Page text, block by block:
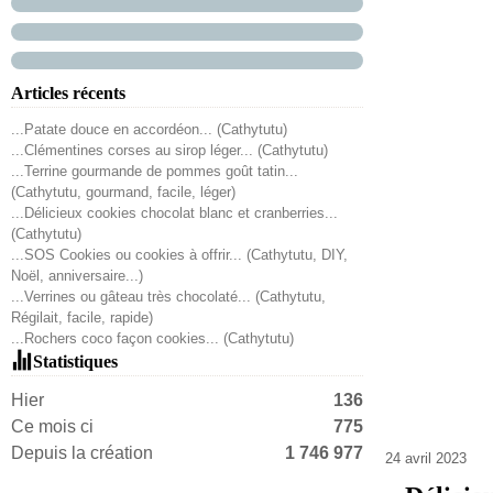
Articles récents
...Patate douce en accordéon... (Cathytutu)
...Clémentines corses au sirop léger... (Cathytutu)
...Terrine gourmande de pommes goût tatin...
(Cathytutu, gourmand, facile, léger)
...Délicieux cookies chocolat blanc et cranberries...
(Cathytutu)
...SOS Cookies ou cookies à offrir... (Cathytutu, DIY,
Noël, anniversaire...)
...Verrines ou gâteau très chocolaté... (Cathytutu,
Régilait, facile, rapide)
...Rochers coco façon cookies... (Cathytutu)
Statistiques
Hier
136
Ce mois ci
775
Depuis la création
1 746 977 24 avril 2023